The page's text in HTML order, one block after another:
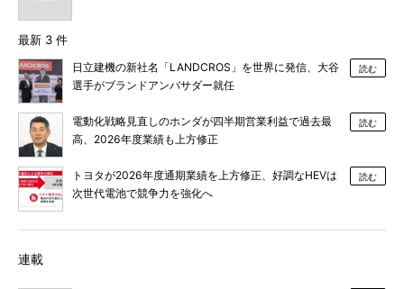
最新 3 件
日立建機の新社名「LANDCROS」を世界に発信、大谷
選手がブランドアンバサダー就任
読む
電動化戦略見直しのホンダが四半期営業利益で過去最
高、2026年度業績も上方修正
読む
トヨタが2026年度通期業績を上方修正、好調なHEVは
次世代電池で競争力を強化へ
読む
連載